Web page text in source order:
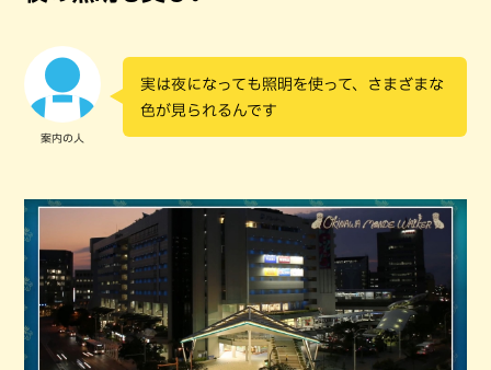
案内の人
実は夜になっても照明を使って、さまざまな
色が見られるんです